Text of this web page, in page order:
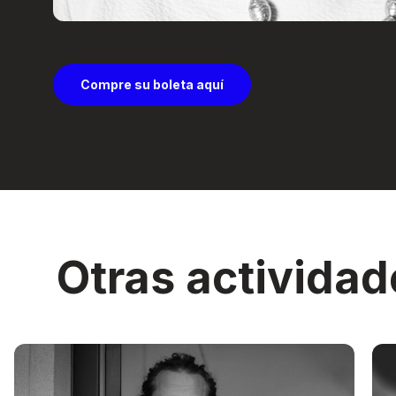
Compre su boleta aquí
Otras